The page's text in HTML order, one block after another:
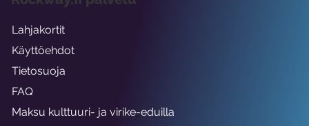
Lahjakortit
Käyttöehdot
Tietosuoja
FAQ
Maksu kulttuuri- ja virike-eduilla